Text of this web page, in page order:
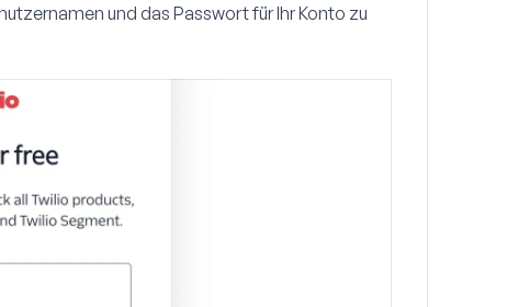
und das Passwort für Ihr Konto zu